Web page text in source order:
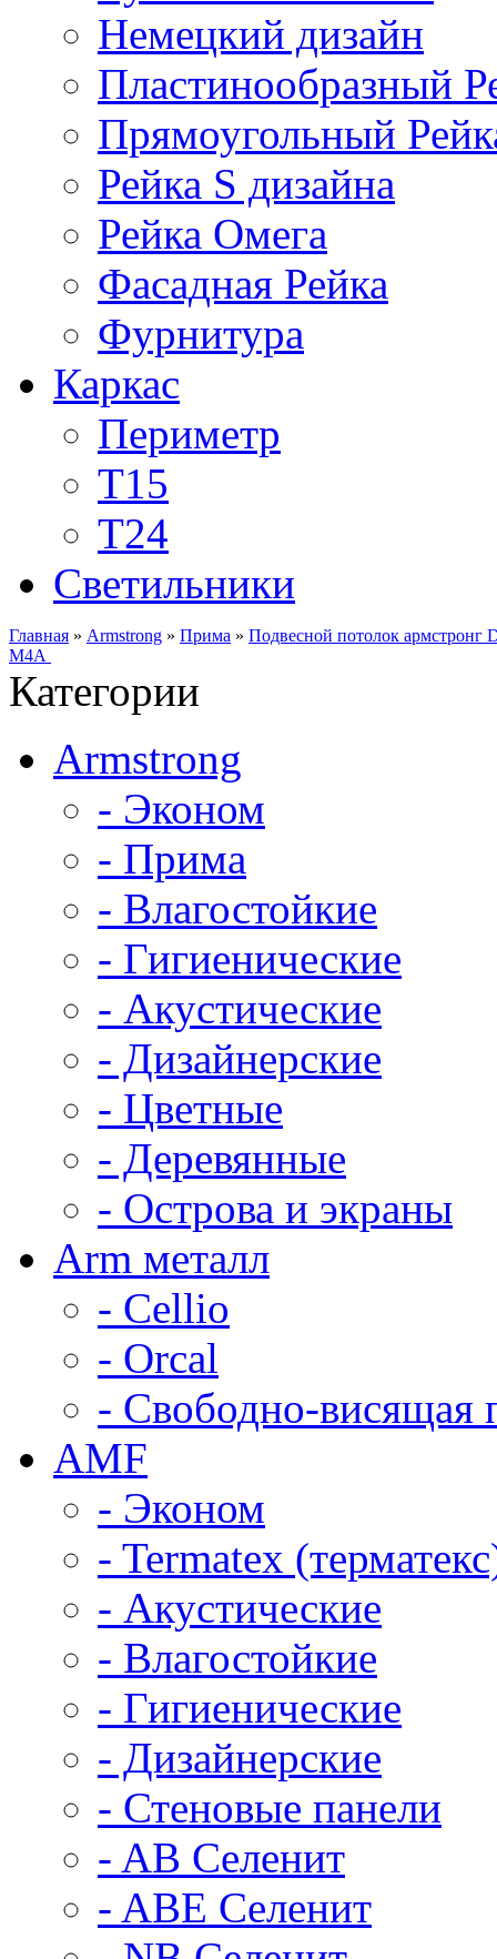
Немецкий дизайн
Пластинообразный
Прямоугольный
Рейка S дизайна
Рейка Омега
Фасадная Рейка
Фурнитура
Каркас
Периметр
Т15
Т24
Светильники
Главная » Armstrong » Прима » Подвесной потолок
M4A
Категории
Armstrong
- Эконом
- Прима
- Влагостойкие
- Гигиенические
- Акустические
- Дизайнерские
- Цветные
- Деревянные
- Острова и экраны
Arm металл
- Cellio
- Orcal
- Свободно-висящая
AMF
- Эконом
- Termatex
- Акустические
- Влагостойкие
- Гигиенические
- Дизайнерские
- Стеновые панели
- AB Селенит
- ABE Селенит